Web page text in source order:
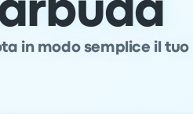
in modo semplice il